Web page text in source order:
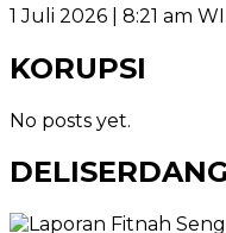
1 Juli 2026 | 8:21 am
KORUPSI
No posts yet.
DELISERDANG